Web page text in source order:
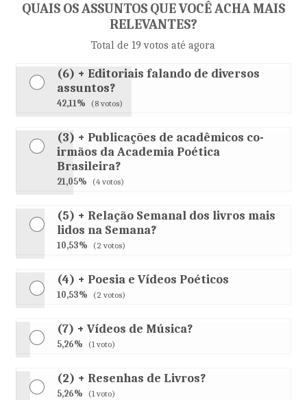
QUAIS OS ASSUNTOS QUE VOCÊ ACHA MAIS
RELEVANTES?
Total de 19 votos até agora
(6) + Editoriais falando de diversos
assuntos?
42,11% (8 votos)
(3) + Publicações de acadêmicos co-
irmãos da Academia Poética
Brasileira?
21,05% (4 votos)
(5) + Relação Semanal dos livros mais
lidos na Semana?
10,53% (2 votos)
(4) + Poesia e Vídeos Poéticos
10,53% (2 votos)
(7) + Vídeos de Música?
5,26% (1 voto)
(2) + Resenhas de Livros?
5,26% (1 voto)